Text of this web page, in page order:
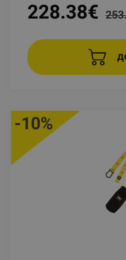
228.38€
-10%